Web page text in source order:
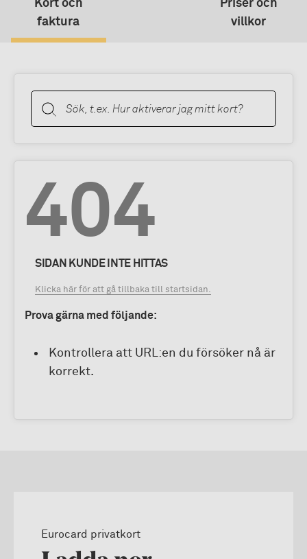
Kort och
faktura
Priser och
villkor
404
SIDAN KUNDE INTE HITTAS
Klicka här för att gå tillbaka till startsidan.
Prova gärna med följande:
Kontrollera att URL:en du försöker nå är
korrekt.
Eurocard privatkort